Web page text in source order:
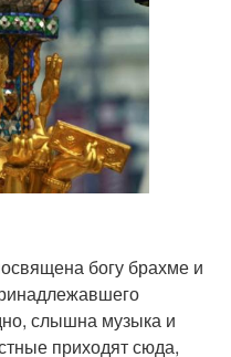
богу брахме и
слышна музыка и
приходят сюда,